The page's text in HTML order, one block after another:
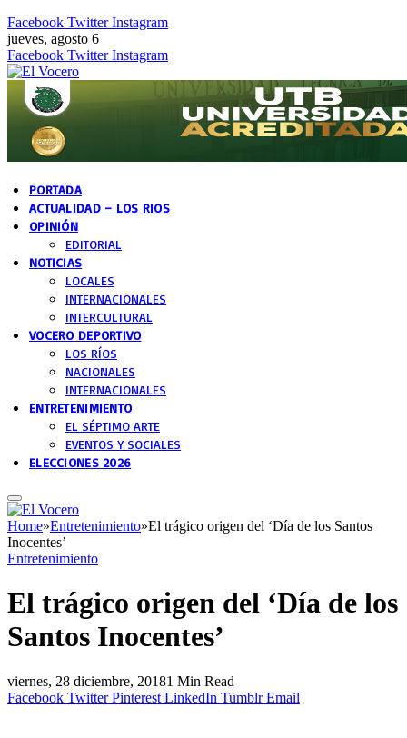
Facebook Twitter Instagram
jueves, agosto 6
Facebook Twitter Instagram
PORTADA
ACTUALIDAD – LOS RIOS
OPINIÓN
EDITORIAL
NOTICIAS
LOCALES
INTERNACIONALES
INTERCULTURAL
VOCERO DEPORTIVO
LOS RÍOS
NACIONALES
INTERNACIONALES
ENTRETENIMIENTO
EL SÉPTIMO ARTE
EVENTOS Y SOCIALES
ELECCIONES 2026
Home»Entretenimiento»El trágico origen del ‘Día de los Santos
Inocentes’
Entretenimiento
El trágico origen del ‘Día de los
Santos Inocentes’
viernes, 28 diciembre, 20181 Min Read
Facebook Twitter Pinterest LinkedIn Tumblr Email